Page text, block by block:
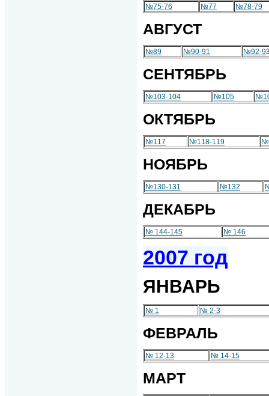
№75-76 №77 №78-79
АВГУСТ
№89 №90-91 №92-9
СЕНТЯБРЬ
№103-104 №105
ОКТЯБРЬ
№117 №118-119
НОЯБРЬ
№130-131 №132
ДЕКАБРЬ
№ 144-145 № 146
2007 год
ЯНВАРЬ
№ 1 № 2-3
ФЕВРАЛЬ
№ 12-13 № 14-15
МАРТ